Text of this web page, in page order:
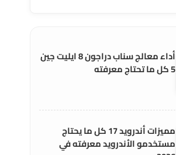
أداء معالج سناب دراجون 8 ايليت جين
5 كل ما تحتاج معرفته
مميزات أندرويد 17 كل ما يحتاج
مستخدمو الأندرويد معرفته في